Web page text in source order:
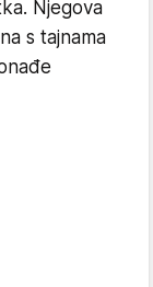
Njegova
s tajnama